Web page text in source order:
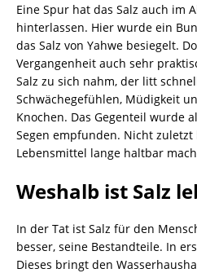
Eine Spur hat das Salz auch im
hinterlassen. Hier wurde ein
das Salz von Yahwe besiegelt.
Vergangenheit auch sehr
Salz zu sich nahm, der litt
Schwächegefühlen, Müdigkeit
Knochen. Das Gegenteil wurde
Segen empfunden. Nicht zuletzt
Lebensmittel lange haltbar
Weshalb ist Salz
In der Tat ist Salz für den
besser, seine Bestandteile. In
Dieses bringt den